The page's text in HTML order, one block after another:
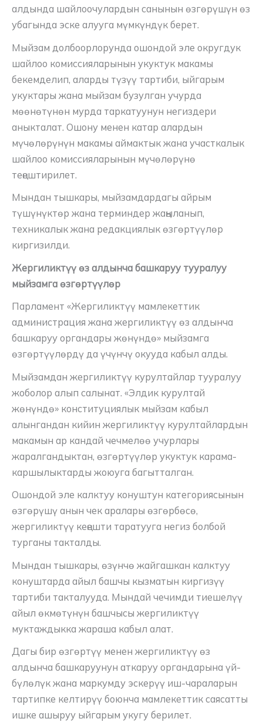
алдында шайлоочулардын санынын өзгөрүшүн өз
убагында эске алууга мүмкүндүк берет.
Мыйзам долбоорлорунда ошондой эле округдук
шайлоо комиссияларынын укуктук макамы
бекемделип, аларды түзүү тартиби, ыйгарым
укуктары жана мыйзам бузулган учурда
мөөнөтүнөн мурда таркатуунун негиздери
аныкталат. Ошону менен катар алардын
мүчөлөрүнүн макамы аймактык жана участкалык
шайлоо комиссияларынын мүчөлөрүнө
теңештирилет.
Мындан тышкары, мыйзамдардагы айрым
түшүнүктөр жана терминдер жаңыланып,
техникалык жана редакциялык өзгөртүүлөр
киргизилди.
Жергиликтүү өз алдынча башкаруу тууралуу
мыйзамга өзгөртүүлөр
Парламент «Жергиликтүү мамлекеттик
администрация жана жергиликтүү өз алдынча
башкаруу органдары жөнүндө» мыйзамга
өзгөртүүлөрдү да үчүнчү окууда кабыл алды.
Мыйзамдан жергиликтүү курултайлар тууралуу
жоболор алып салынат. «Элдик курултай
жөнүндө» конституциялык мыйзам кабыл
алынгандан кийин жергиликтүү курултайлардын
макамын ар кандай чечмелөө учурлары
жаралгандыктан, өзгөртүүлөр укуктук карама-
каршылыктарды жоюуга багытталган.
Ошондой эле калктуу конуштун категориясынын
өзгөрүшү анын чек аралары өзгөрбөсө,
жергиликтүү кеңешти таратууга негиз болбой
турганы такталды.
Мындан тышкары, өзүнчө жайгашкан калктуу
конуштарда айыл башчы кызматын киргизүү
тартиби такталууда. Мындай чечимди тиешелүү
айыл өкмөтүнүн башчысы жергиликтүү
муктаждыкка жараша кабыл алат.
Дагы бир өзгөртүү менен жергиликтүү өз
алдынча башкаруунун аткаруу органдарына үй-
бүлөлүк жана маркумду эскерүү иш-чараларын
тартипке келтирүү боюнча мамлекеттик саясатты
ишке ашыруу ыйгарым укугу берилет.